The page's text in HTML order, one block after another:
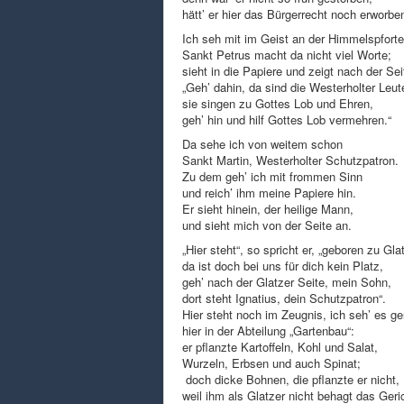
hätt’ er hier das Bürgerrecht noch
Ich seh mit im Geist an der
Sankt Petrus macht da nicht viel Worte;
sieht in die Papiere und zeigt nach der
„Geh’ dahin, da sind die Westerholter
sie singen zu Gottes Lob und Ehren,
geh’ hin und hilf Gottes Lob vermehren.“
Da sehe ich von weitem schon
Sankt Martin, Westerholter Schutzpatron.
Zu dem geh’ ich mit frommen Sinn
und reich’ ihm meine Papiere hin.
Er sieht hinein, der heilige Mann,
und sieht mich von der Seite an.
„Hier steht“, so spricht er, „geboren zu
da ist doch bei uns für dich kein Platz,
geh’ nach der Glatzer Seite, mein Sohn,
dort steht Ignatius, dein Schutzpatron“.
Hier steht noch im Zeugnis, ich seh’ es
hier in der Abteilung „Gartenbau“:
er pflanzte Kartoffeln, Kohl und Salat,
Wurzeln, Erbsen und auch Spinat;
doch dicke Bohnen, die pflanzte er nicht,
weil ihm als Glatzer nicht behagt das